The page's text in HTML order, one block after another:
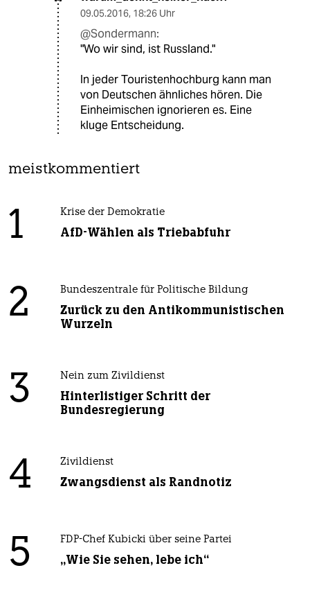
09.05.2016, 18:26 Uhr
@Sondermann:
"Wo wir sind, ist Russland."
In jeder Touristenhochburg kann man
von Deutschen ähnliches hören. Die
Einheimischen ignorieren es. Eine
kluge Entscheidung.
meistkommentiert
1 Krise der Demokratie
AfD-Wählen als Triebabfuhr
2 Bundeszentrale für Politische Bildung
Zurück zu den Antikommunistischen
Wurzeln
3 Nein zum Zivildienst
Hinterlistiger Schritt der
Bundesregierung
4 Zivildienst
Zwangsdienst als Randnotiz
5 FDP-Chef Kubicki über seine Partei
„Wie Sie sehen, lebe ich“